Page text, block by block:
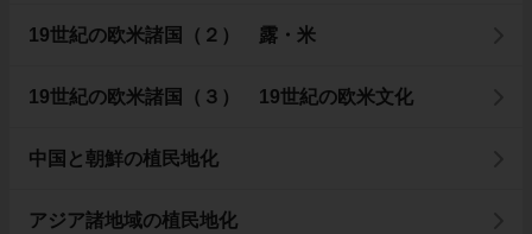
19世紀の欧米諸国（２） 露・米
19世紀の欧米諸国（３） 19世紀の欧米文化
中国と朝鮮の植民地化
アジア諸地域の植民地化